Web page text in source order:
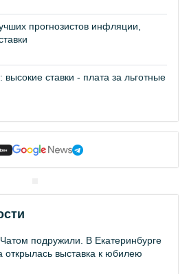
прогнозистов инфляции,
ставки - плата за льготные
подружили. В Екатеринбурге
выставка к юбилею